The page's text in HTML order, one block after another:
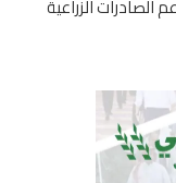
من 12 حلاً حيوياً لدعم الصادرات الزراعية